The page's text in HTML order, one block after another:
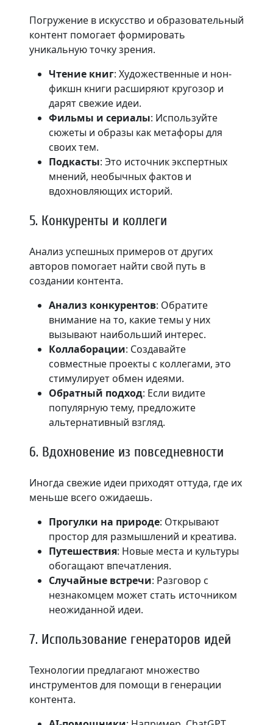
Погружение в искусство и образовательный
контент помогает формировать
уникальную точку зрения.
Чтение книг: Художественные и нон-
фикшн книги расширяют кругозор и
дарят свежие идеи.
Фильмы и сериалы: Используйте
сюжеты и образы как метафоры для
своих тем.
Подкасты: Это источник экспертных
мнений, необычных фактов и
вдохновляющих историй.
5. Конкуренты и коллеги
Анализ успешных примеров от других
авторов помогает найти свой путь в
создании контента.
Анализ конкурентов: Обратите
внимание на то, какие темы у них
вызывают наибольший интерес.
Коллаборации: Создавайте
совместные проекты с коллегами, это
стимулирует обмен идеями.
Обратный подход: Если видите
популярную тему, предложите
альтернативный взгляд.
6. Вдохновение из повседневности
Иногда свежие идеи приходят оттуда, где их
меньше всего ожидаешь.
Прогулки на природе: Открывают
простор для размышлений и креатива.
Путешествия: Новые места и культуры
обогащают впечатления.
Случайные встречи: Разговор с
незнакомцем может стать источником
неожиданной идеи.
7. Использование генераторов идей
Технологии предлагают множество
инструментов для помощи в генерации
контента.